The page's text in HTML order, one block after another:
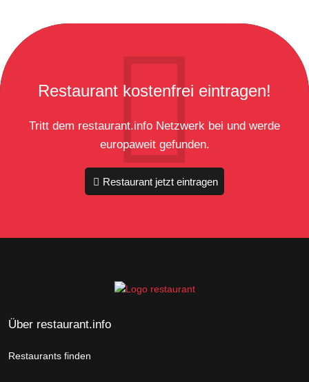
Restaurant kostenfrei eintragen!
Tritt dem restaurant.info Netzwerk bei und werde
europaweit gefunden.
Restaurant jetzt eintragen
Über restaurant.info
Restaurants finden